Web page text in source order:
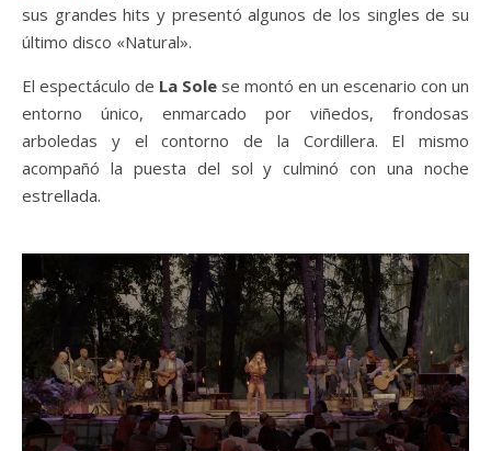
sus grandes hits y presentó algunos de los singles de su
último disco «Natural».
El espectáculo de La Sole se montó en un escenario con un
entorno único, enmarcado por viñedos, frondosas
arboledas y el contorno de la Cordillera. El mismo
acompañó la puesta del sol y culminó con una noche
estrellada.